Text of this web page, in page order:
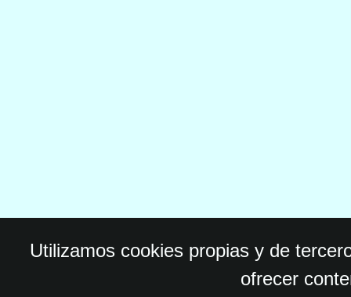
Utilizamos cookies propias y de
ofrecer